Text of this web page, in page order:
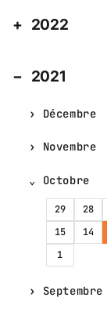
2022
2021
Décembre
Novembre
Octobre
29 28
15
14
1
Septembre